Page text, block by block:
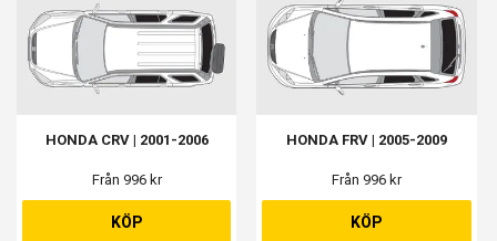
HONDA CRV | 2001-2006
Från 996 kr
KÖP
HONDA FRV | 2005-2009
Från 996 kr
KÖP